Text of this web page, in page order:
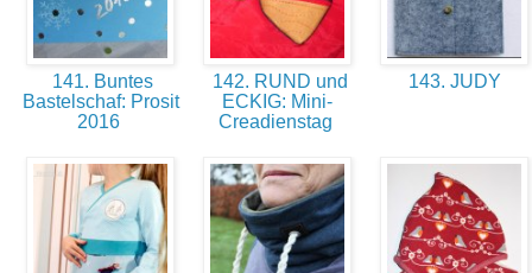
141. Buntes
Bastelschaf: Prosit
2016
142. RUND und
ECKIG: Mini-
Creadienstag
143. JUDY